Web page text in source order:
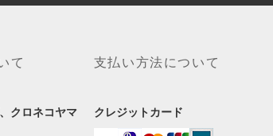
て
クロネコヤマ
支払い方法について
クレジットカード